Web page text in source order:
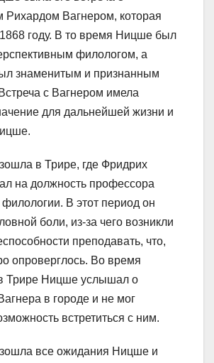
Рихардом Вагнером, которая
году. В то время Ницше был
филологом, а
знаменитым и признанным
с Вагнером имела
для дальнейшей жизни и
в Трире, где Фридрих
на должность профессора
филологии. В этот период он
боли, из-за чего возникли
преподавать, что,
опроверглось. Во время
Трире Ницше услышал о
в городе и не мог
встретиться с ним.
все ожидания Ницше и